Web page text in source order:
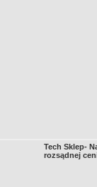
Tech Sklep-
rozsądnej